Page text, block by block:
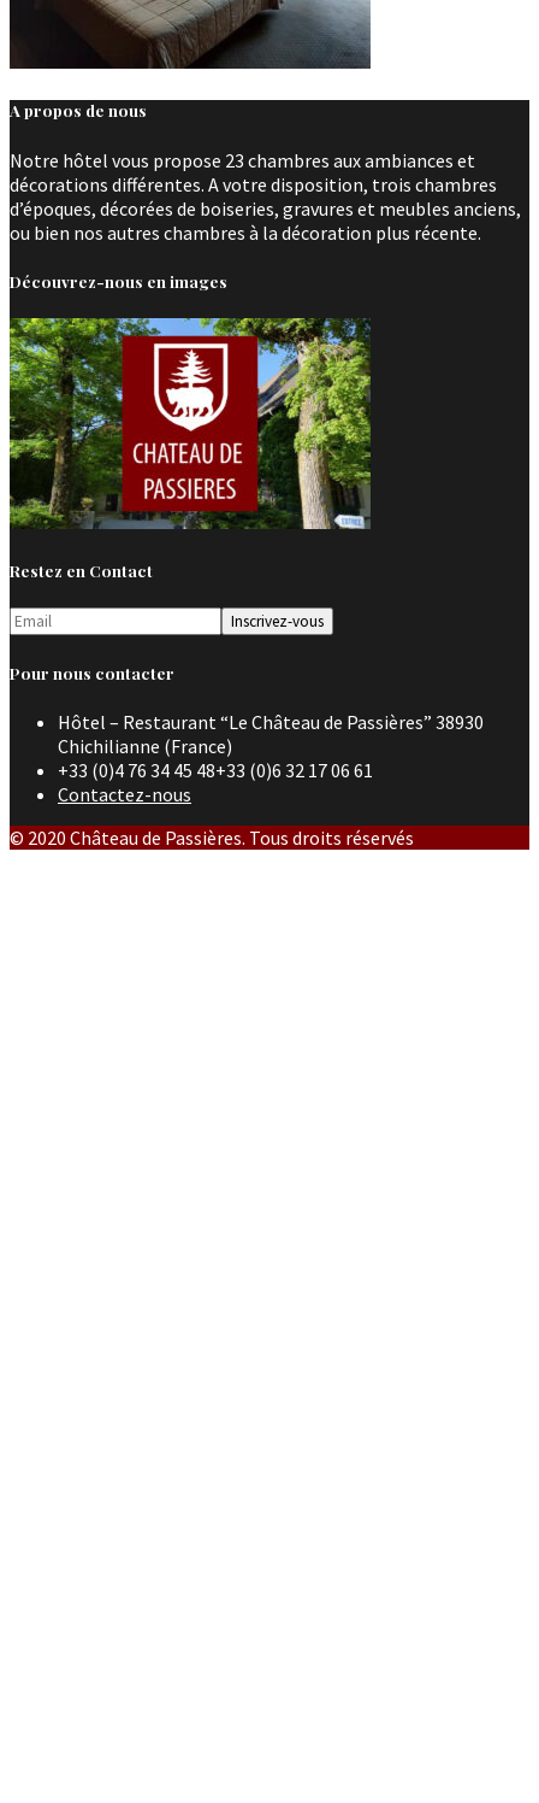
A propos de nous
Notre hôtel vous propose 23 chambres aux ambiances et
décorations différentes. A votre disposition, trois chambres
d’époques, décorées de boiseries, gravures et meubles anciens,
ou bien nos autres chambres à la décoration plus récente.
Découvrez-nous en images
Restez en Contact
Pour nous contacter
Hôtel – Restaurant “Le Château de Passières” 38930
Chichilianne (France)
+33 (0)4 76 34 45 48+33 (0)6 32 17 06 61
Contactez-nous
© 2020 Château de Passières. Tous droits réservés